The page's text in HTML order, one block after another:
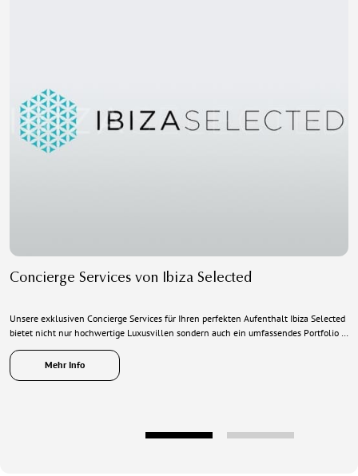
Concierge Services von Ibiza Selected
Unsere exklusiven Concierge Services für Ihren perfekten Aufenthalt Ibiza Selected
bietet nicht nur hochwertige Luxusvillen sondern auch ein umfassendes Portfolio …
Mehr Info